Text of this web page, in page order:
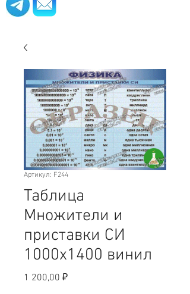
Артикул: F244
Таблица
Множители и
приставки СИ
1000х1400 винил
1 200,00 ₽Цена